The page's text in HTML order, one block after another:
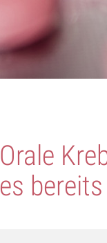
Orale
es bereits